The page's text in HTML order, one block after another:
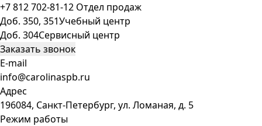
+7 812 702-81-12 Отдел продаж
Доб. 350, 351Учебный центр
Доб. 304Сервисный центр
Заказать звонок
E-mail
info@carolinaspb.ru
Адрес
196084, Санкт-Петербург, ул. Ломаная, д. 5
Режим работы